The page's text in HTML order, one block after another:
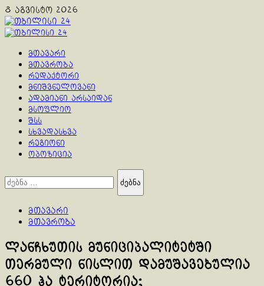
Skip
to
content
8 აგვისტო 2026
Primary
მთავარი
მთავრობა
რედაქტორი
მნიშვნელოვანი
ადამიანი არსაიდან
მსოფლიო
შსს
სხვადასხვა
რეგიონი
ოპოზიცია
ძებნა:
მთავარი
მთავრობა
ლანჩხუთის მუნიციპალიტეტში
თერმული ნისლით დამუშავებულია
660 ჰა ტერიტორია;